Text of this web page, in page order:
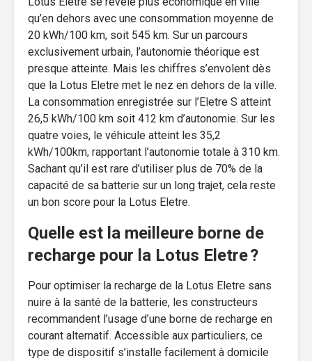
qu’en dehors avec une consommation moyenne de
20 kWh/100 km, soit 545 km. Sur un parcours
exclusivement urbain, l’autonomie théorique est
presque atteinte. Mais les chiffres s’envolent dès
que la Lotus Eletre met le nez en dehors de la ville.
La consommation enregistrée sur l’Eletre S atteint
26,5 kWh/100 km soit 412 km d’autonomie. Sur les
quatre voies, le véhicule atteint les 35,2
kWh/100km, rapportant l’autonomie totale à 310 km.
Sachant qu’il est rare d’utiliser plus de 70% de la
capacité de sa batterie sur un long trajet, cela reste
un bon score pour la Lotus Eletre.
Quelle est la meilleure borne de
recharge pour la Lotus Eletre ?
Pour optimiser la recharge de la Lotus Eletre sans
nuire à la santé de la batterie, les constructeurs
recommandent l’usage d’une borne de recharge en
courant alternatif. Accessible aux particuliers, ce
type de dispositif s’installe facilement à domicile